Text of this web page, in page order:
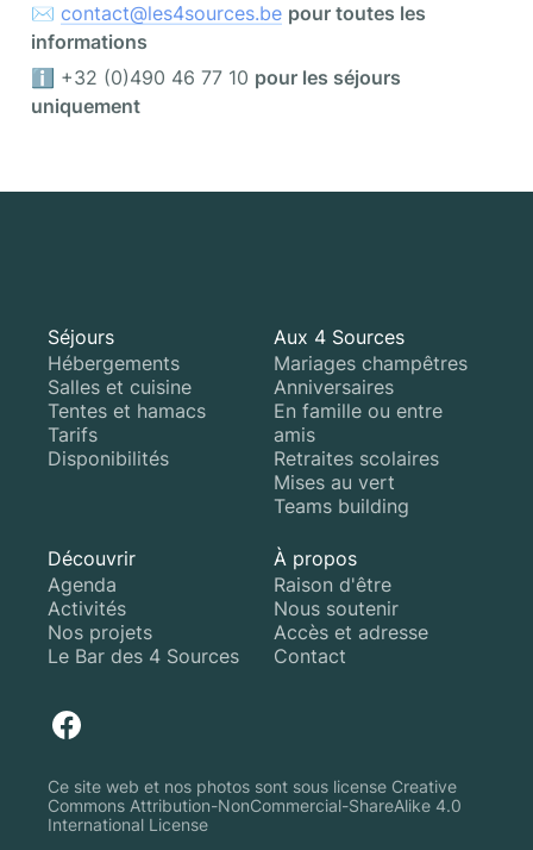
✉️ contact@les4sources.be pour toutes les
informations
ℹ️ +32 (0)490 46 77 10 pour les séjours
uniquement
Séjours
Hébergements
Salles et cuisine
Tentes et hamacs
Tarifs
Disponibilités
Aux 4 Sources
Mariages champêtres
Anniversaires
En famille ou entre
amis
Retraites scolaires
Mises au vert
Teams building
Découvrir
Agenda
Activités
Nos projets
Le Bar des 4 Sources
À propos
Raison d'être
Nous soutenir
Accès et adresse
Contact
Ce site web et nos photos sont sous license Creative
Commons Attribution-NonCommercial-ShareAlike 4.0
International License